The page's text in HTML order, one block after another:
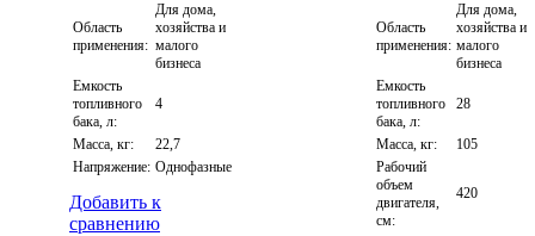
Область
применения:
Для дома,
хозяйства и
малого
бизнеса
Емкость
топливного
бака, л:
4
Масса, кг:
22,7
Напряжение: Однофазные
Добавить к
сравнению
Область
применения:
Для дома,
хозяйства и
малого
бизнеса
Емкость
топливного
бака, л:
28
Масса, кг:
105
Рабочий
объем
двигателя,
см:
420